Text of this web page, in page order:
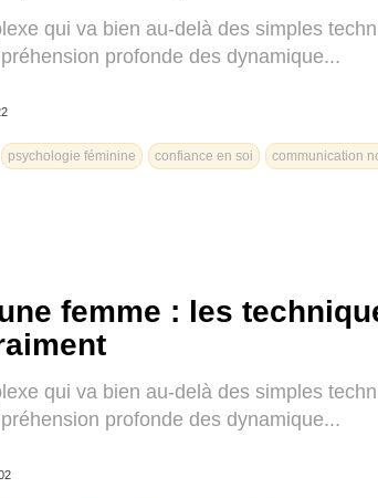
qui va bien au-delà des simples
profonde des dynamique...
psychologie féminine confiance en soi communication
femme : les
qui va bien au-delà des simples
profonde des dynamique...